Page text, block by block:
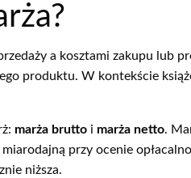
a kosztami zakupu lub
produktu. W kontekście
marża brutto i marża netto.
przy ocenie
niższa.